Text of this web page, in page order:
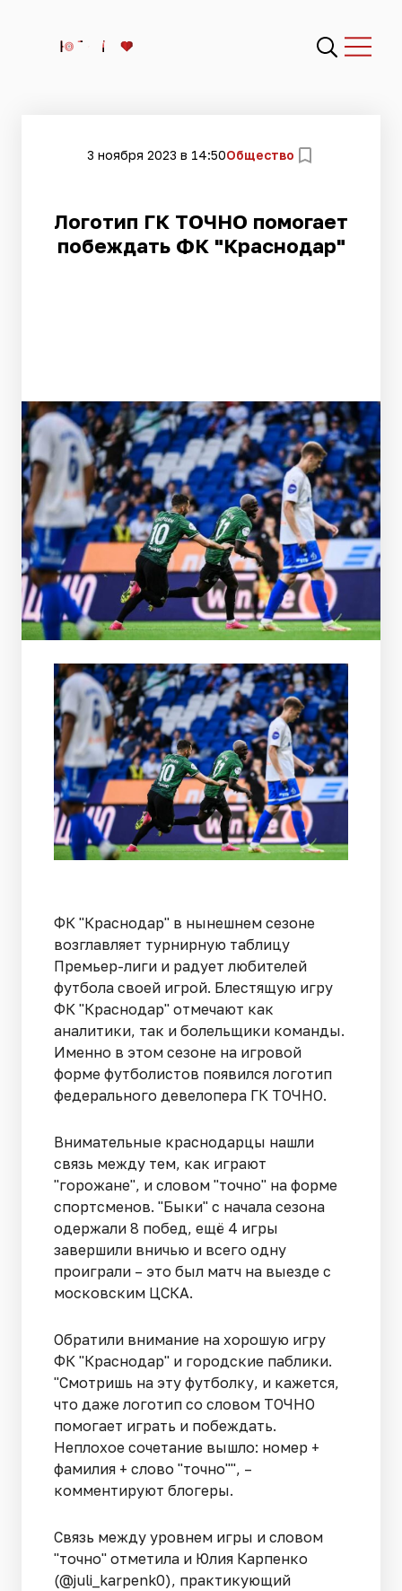
3 ноября 2023 в 14:50Общество
Логотип ГК ТОЧНО помогает
побеждать ФК "Краснодар"
ФК "Краснодар" в нынешнем сезоне
возглавляет турнирную таблицу
Премьер-лиги и радует любителей
футбола своей игрой. Блестящую игру
ФК "Краснодар" отмечают как
аналитики, так и болельщики команды.
Именно в этом сезоне на игровой
форме футболистов появился логотип
федерального девелопера ГК ТОЧНО.
Внимательные краснодарцы нашли
связь между тем, как играют
"горожане", и словом "точно" на форме
спортсменов. "Быки" с начала сезона
одержали 8 побед, ещё 4 игры
завершили вничью и всего одну
проиграли – это был матч на выезде с
московским ЦСКА.
Обратили внимание на хорошую игру
ФК "Краснодар" и городские паблики.
"Смотришь на эту футболку, и кажется,
что даже логотип со словом ТОЧНО
помогает играть и побеждать.
Неплохое сочетание вышло: номер +
фамилия + слово "точно"", –
комментируют блогеры.
Связь между уровнем игры и словом
"точно" отметила и Юлия Карпенко
(@juli_karpenk0), практикующий